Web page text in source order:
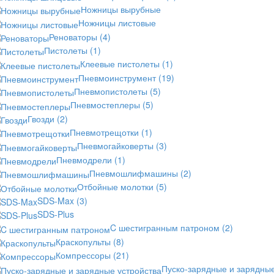
Ножницы вырубные
Ножницы листовые
Реноваторы (4)
Пистолеты (1)
Клеевые пистолеты (1)
Пневмоинструмент (19)
Пневмопистолеты (5)
Пневмостеплеры (5)
Гвозди (2)
Пневмотрещотки (1)
Пневмогайковерты (3)
Пневмодрели (1)
Пневмошлифмашины (2)
Отбойные молотки (5)
SDS-Max (3)
SDS-Plus
C шестигранным патроном (2)
Краскопульты (8)
Компрессоры (21)
Пуско-зарядные и